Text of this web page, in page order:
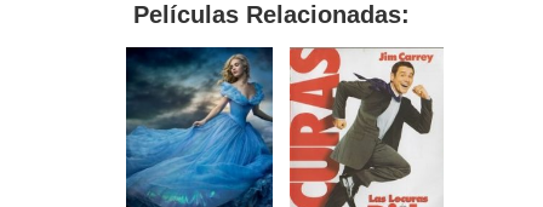
Películas Relacionadas: